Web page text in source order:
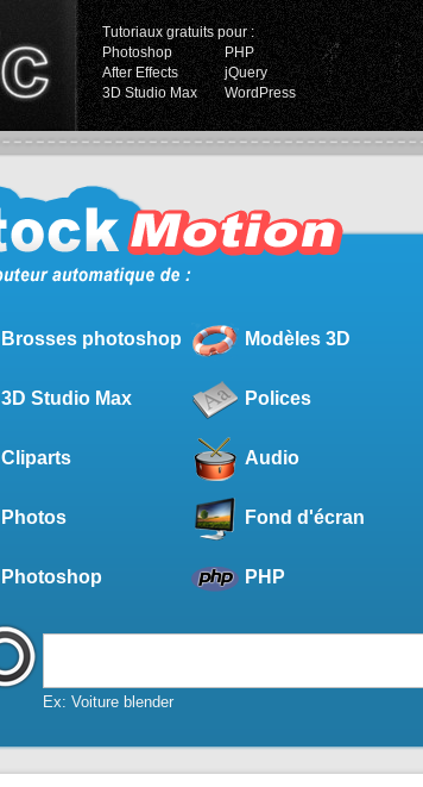
Tutoriaux gratuits pour :
Photoshop
PHP
After Effects
jQuery
3D Studio Max
WordPress
Brosses photoshop Modèles 3D
3D Studio Max Polices
Cliparts Audio
Photos Fond d'écran
Photoshop PHP
Ex: Voiture blender